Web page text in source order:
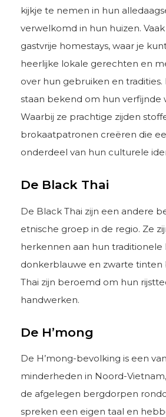
kijkje te nemen in hun
verwelkomd in hun huizen.
gastvrije homestays, waar je
heerlijke lokale gerechten en
over hun gebruiken en tradities.
staan bekend om hun verfijnde
Waarbij ze prachtige zijden
brokaatpatronen creëren die
onderdeel van hun culturele
De Black Thai
De Black Thai zijn een andere
etnische groep in de regio. Ze
herkennen aan hun traditionele
donkerblauwe en zwarte tinten
Thai zijn beroemd om hun
handwerken.
De H’mong
De H’mong-bevolking is een
minderheden in Noord-
de afgelegen bergdorpen
spreken een eigen taal en